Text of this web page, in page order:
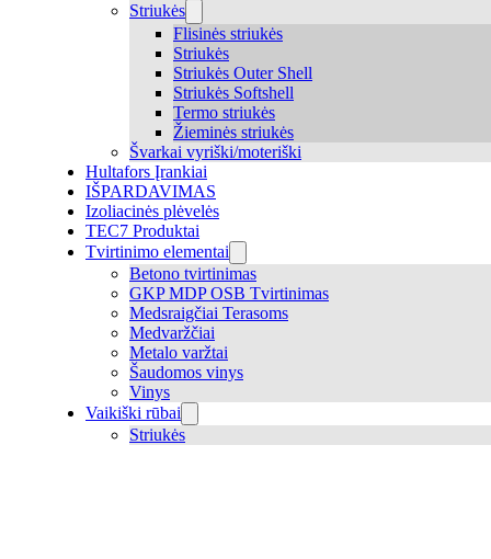
Striukės
Flisinės striukės
Striukės
Striukės Outer Shell
Striukės Softshell
Termo striukės
Žieminės striukės
Švarkai vyriški/moteriški
Hultafors Įrankiai
IŠPARDAVIMAS
Izoliacinės plėvelės
TEC7 Produktai
Tvirtinimo elementai
Betono tvirtinimas
GKP MDP OSB Tvirtinimas
Medsraigčiai Terasoms
Medvaržčiai
Metalo varžtai
Šaudomos vinys
Vinys
Vaikiški rūbai
Striukės